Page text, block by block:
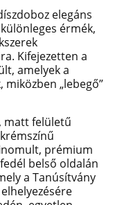
elegáns
érmék,
Kifejezetten a
amelyek a
„lebegő”
matt felületű
prémium
belső oldalán
a Tanúsítvány